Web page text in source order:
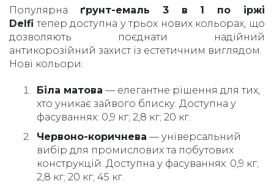
Популярна ґрунт-емаль 3 в 1 по іржі
Delfi тепер доступна у трьох нових кольорах, що
дозволяють поєднати надійний
антикорозійний захист із естетичним виглядом.
Нові кольори:
Біла матова — елегантне рішення для тих,
хто уникає зайвого блиску. Доступна у
фасуваннях: 0,9 кг; 2,8 кг; 20 кг.
Червоно-коричнева — універсальний
вибір для промислових та побутових
конструкцій. Доступна у фасуваннях: 0,9 кг;
2,8 кг; 20 кг; 45 кг.